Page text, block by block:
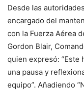
Desde las
encargado del
con la Fuerza Aérea
Gordon Blair,
quien expresó: “Este
una pausa y
equipo”. Añadiendo